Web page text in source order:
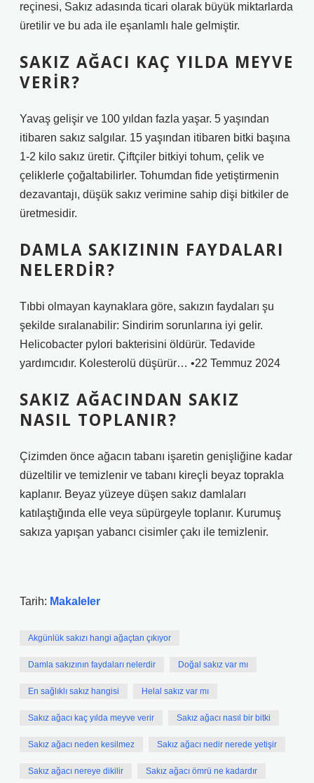
reçinesi, Sakız adasında ticari olarak büyük miktarlarda
üretilir ve bu ada ile eşanlamlı hale gelmiştir.
SAKIZ AĞACI KAÇ YILDA MEYVE
VERIR?
Yavaş gelişir ve 100 yıldan fazla yaşar. 5 yaşından
itibaren sakız salgılar. 15 yaşından itibaren bitki başına
1-2 kilo sakız üretir. Çiftçiler bitkiyi tohum, çelik ve
çeliklerle çoğaltabilirler. Tohumdan fide yetiştirmenin
dezavantajı, düşük sakız verimine sahip dişi bitkiler de
üretmesidir.
DAMLA SAKIZININ FAYDALARI
NELERDIR?
Tıbbi olmayan kaynaklara göre, sakızın faydaları şu
şekilde sıralanabilir: Sindirim sorunlarına iyi gelir.
Helicobacter pylori bakterisini öldürür. Tedavide
yardımcıdır. Kolesterolü düşürür… •22 Temmuz 2024
SAKIZ AĞACINDAN SAKIZ
NASIL TOPLANIR?
Çizimden önce ağacın tabanı işaretin genişliğine kadar
düzeltilir ve temizlenir ve tabanı kireçli beyaz toprakla
kaplanır. Beyaz yüzeye düşen sakız damlaları
katılaştığında elle veya süpürgeyle toplanır. Kurumuş
sakıza yapışan yabancı cisimler çakı ile temizlenir.
Tarih: Makaleler
Akgünlük sakızı hangi ağaçtan çıkıyor
Damla sakızının faydaları nelerdir Doğal sakız var mı
En sağlıklı sakız hangisi Helal sakız var mı
Sakız ağacı kaç yılda meyve verir Sakız ağacı nasıl bir bitki
Sakız ağacı neden kesilmez Sakız ağacı nedir nerede yetişir
Sakız ağacı nereye dikilir Sakız ağacı ömrü ne kadardır